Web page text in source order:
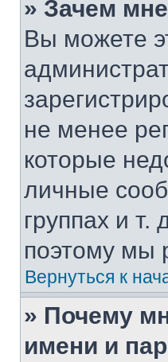
» Зачем
Вы можете
не менее
которые
личные
группах и т.
поэтому мы
Вернуться к
» Почему
имени и